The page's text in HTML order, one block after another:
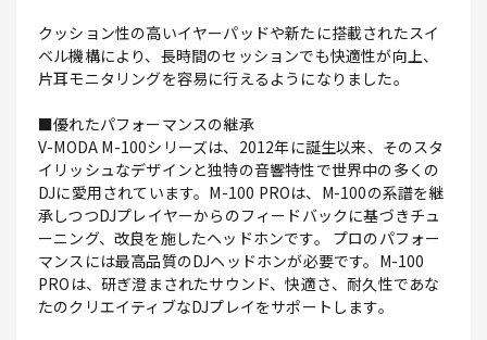
クッション性の高いイヤーパッドや新たに搭載されたスイ
ベル機構により、長時間のセッションでも快適性が向上、
片耳モニタリングを容易に行えるようになりました。
■優れたパフォーマンスの継承
V-MODA M-100シリーズは、2012年に誕生以来、そのスタ
イリッシュなデザインと独特の音響特性で世界中の多くの
DJに愛用されています。M-100 PROは、M-100の系譜を継
承しつつDJプレイヤーからのフィードバックに基づきチュ
ーニング、改良を施したヘッドホンです。 プロのパフォー
マンスには最高品質のDJヘッドホンが必要です。M-100
PROは、研ぎ澄まされたサウンド、快適さ、耐久性であな
たのクリエイティブなDJプレイをサポートします。